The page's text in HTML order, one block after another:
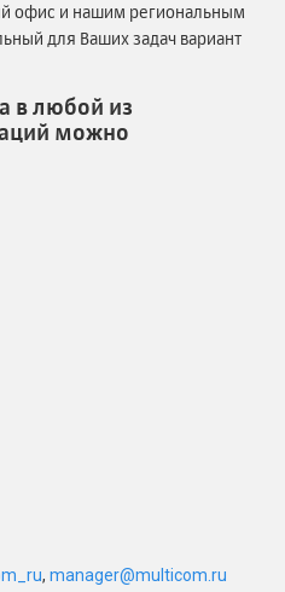
офис и нашим региональным
для Ваших задач вариант
в любой из
можно
, manager@multicom.ru